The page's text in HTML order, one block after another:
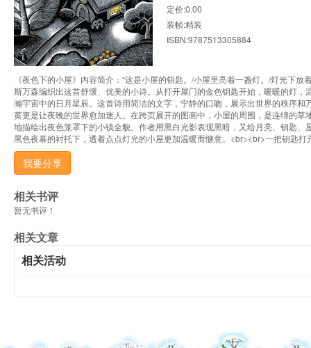
定价:0.00
装帧:精装
ISBN:9787513305884
《夜色下的小屋》内容简介：“这是小屋的钥匙。/小屋里亮着一盏灯。/灯光下
斯万森编织出这首舒缓、优美的小诗。从打开屋门的金色钥匙开始，暖暖的灯
瀚宇宙中的日月星辰。这首诗用简洁的文字，宁静的口吻，展示出世界的秩序
黄更是让夜晚的世界愈加迷人。在跨页展开的图画中，小屋的周围，是连绵的
地描绘出夜色笼罩下的小镇全貌。作者用黑白光影表现黑暗，又给月亮、钥匙
黑色夜幕的衬托下，透着点点灯光的小屋更加温暖而惬意。<br><br>一把钥
我要分享
相关书评
暂无书评！
相关文章
相关活动